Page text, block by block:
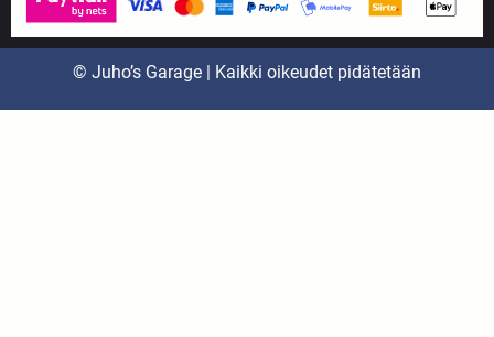
© Juho’s Garage | Kaikki oikeudet pidätetään